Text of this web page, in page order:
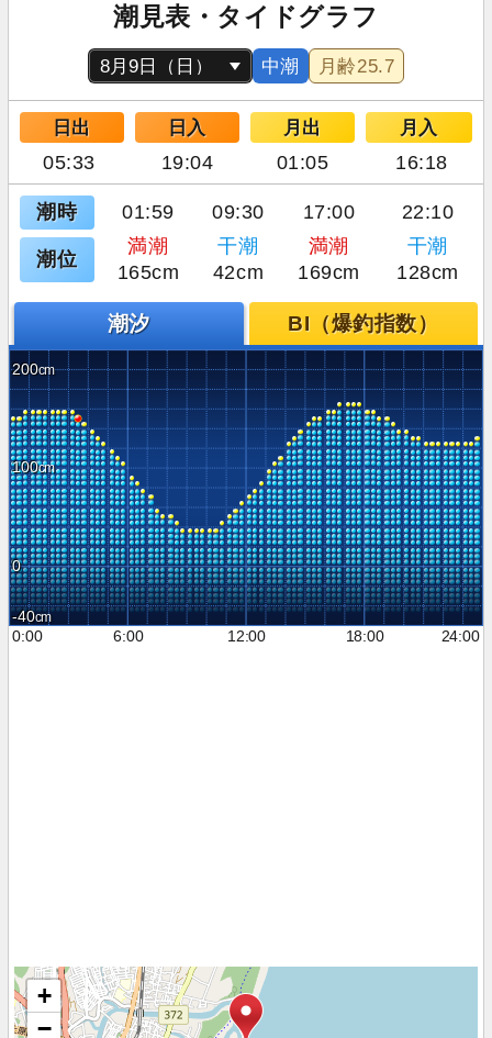
潮見表・タイドグラフ
中潮 月齢25.7
日出 日入 月出 月入
05:33 19:04 01:05 16:18
潮時 01:59 09:30 17:00 22:10
潮位
満潮 干潮 満潮
干潮
165cm
42cm 169cm 128cm
潮汐 BI（爆釣指数）
200
100
0
-40
0:00
6:00 12:00 18:00 24:00
+
−